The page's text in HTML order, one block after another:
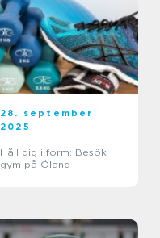
28. september
2025
Håll dig i form: Besök
gym på Öland